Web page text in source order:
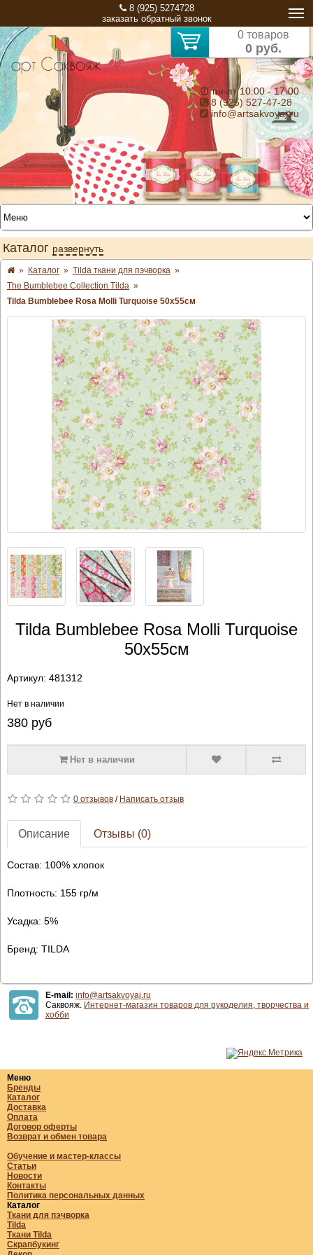
8 (925) 5274728
заказать обратный звонок
0 товаров
0 руб.
⏰ пн-пт 10:00 - 17:00
8 (925) 527-47-28
info@artsakvoyaj.ru
Каталог развернуть
» Каталог » Tilda ткани для пэчворка »
The Bumblebee Collection Tilda »
Tilda Bumblebee Rosa Molli Turquoise 50х55см
Tilda Bumblebee Rosa Molli Turquoise
50х55см
Артикул: 481312
Нет в наличии
380руб
Нет в наличии
0 отзывов/ Написать отзыв
Описание Отзывы (0)
Состав: 100% хлопок
Плотность: 155 гр/м
Усадка: 5%
Бренд: TILDA
E-mail: info@artsakvoyaj.ru
Саквояж. Интернет-магазин товаров для рукоделия, творчества и
хобби
Меню
Бренды
Каталог
Доставка
Оплата
Договор оферты
Возврат и обмен товара
Обучение и мастер-классы
Статьи
Новости
Контакты
Политика персональных данных
Каталог
Ткани для пэчворка
Tilda
Ткани Tilda
Скрапбукинг